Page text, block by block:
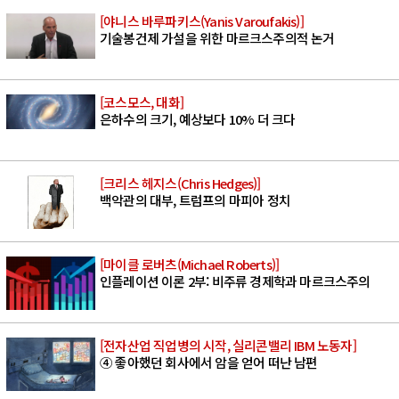
[야니스 바루파키스(Yanis Varoufakis)]
기술봉건제 가설을 위한 마르크스주의적 논거
[코스모스, 대화]
은하수의 크기, 예상보다 10% 더 크다
[크리스 헤지스(Chris Hedges)]
백악관의 대부, 트럼프의 마피아 정치
[마이클 로버츠(Michael Roberts)]
인플레이션 이론 2부: 비주류 경제학과 마르크스주의
[전자산업 직업병의 시작, 실리콘밸리 IBM 노동자]
④ 좋아했던 회사에서 암을 얻어 떠난 남편